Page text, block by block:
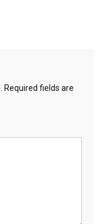
Required fields are